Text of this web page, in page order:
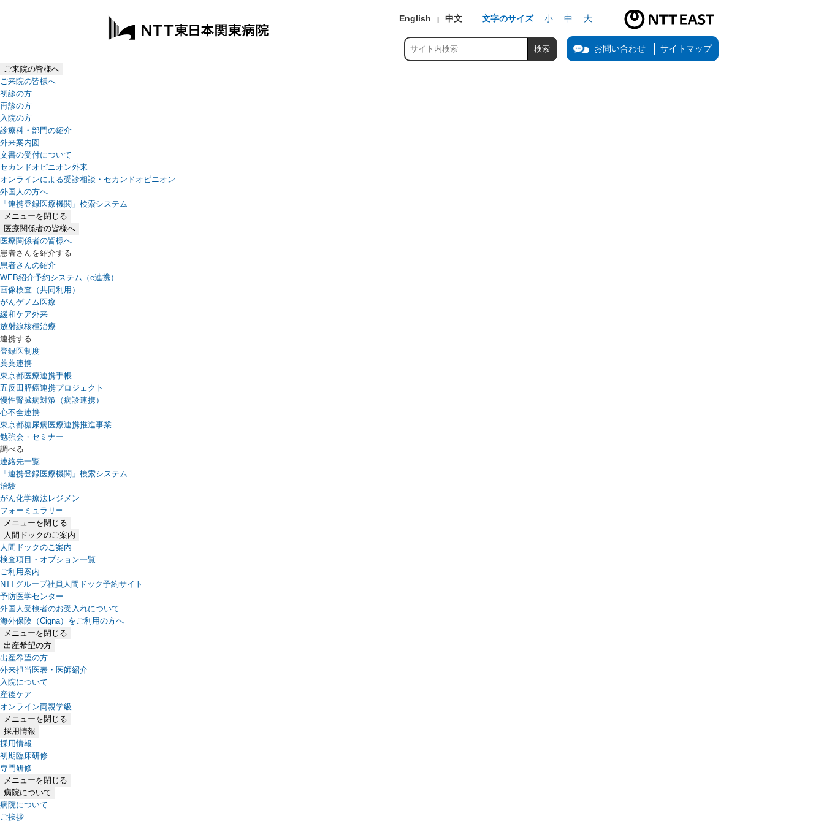
English 中文 文字のサイズ 小 中 大
NTT東日本公式サイト（新しいタブで開きます）
お問い合わせ サイトマップ
ご来院の皆様へ
ご来院の皆様へ
初診の方
再診の方
入院の方
診療科・部門の紹介
外来案内図
文書の受付について
セカンドオピニオン外来
オンラインによる受診相談・セカンドオピニオン
外国人の方へ
「連携登録医療機関」検索システム
（新しいタブで開きます）
メニューを閉じる
医療関係者の皆様へ
医療関係者の皆様へ
患者さんを紹介する
患者さんの紹介
WEB紹介予約システム（e連携）
（新しいタブで開きます）
画像検査（共同利用）
がんゲノム医療
緩和ケア外来
放射線核種治療
連携する
登録医制度
薬薬連携
東京都医療連携手帳
五反田膵癌連携プロジェクト
慢性腎臓病対策（病診連携）
心不全連携
東京都糖尿病医療連携推進事業
勉強会・セミナー
調べる
連絡先一覧
「連携登録医療機関」検索システム
（新しいタブで開きます）
治験
がん化学療法レジメン
フォーミュラリー
（PDFファイル、新しいタブで開きます）
メニューを閉じる
人間ドックのご案内
人間ドックのご案内
検査項目・オプション一覧
ご利用案内
NTTグループ社員人間ドック予約サイト
予防医学センター
外国人受検者のお受入れについて
海外保険（Cigna）をご利用の方へ
メニューを閉じる
出産希望の方
出産希望の方
外来担当医表・医師紹介
入院について
産後ケア
オンライン両親学級
メニューを閉じる
採用情報
採用情報
初期臨床研修
専門研修
メニューを閉じる
病院について
病院について
ご挨拶